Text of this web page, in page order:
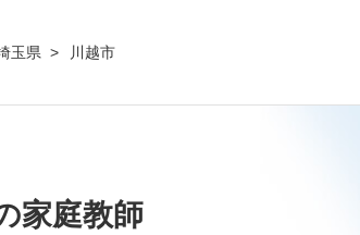
玉県 川越市
家庭教師